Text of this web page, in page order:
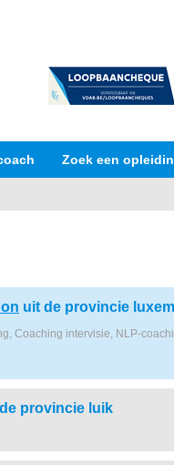
Zoek een
uit de provincie
Coaching intervisie, NLP-
provincie luik